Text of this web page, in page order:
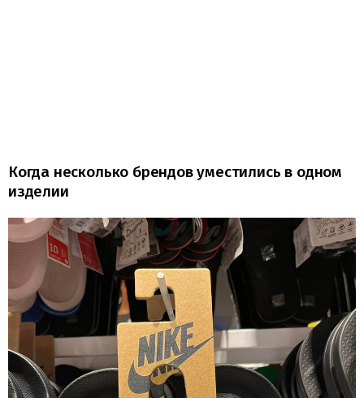
Когда несколько брендов уместились в одном
изделии